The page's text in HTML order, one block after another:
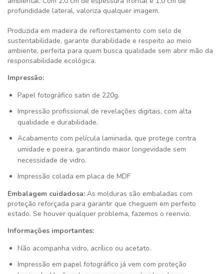
profundidade lateral, valoriza qualquer imagem.
Produzida em madeira de reflorestamento com selo de
sustentabilidade, garante durabilidade e respeito ao meio
ambiente, perfeita para quem busca qualidade sem abrir mão da
responsabilidade ecológica.
Impressão:
Papel fotográfico satin de 220g.
Impressão profissional de revelações digitais, com alta
qualidade e durabilidade.
Acabamento com película laminada, que protege contra
umidade e poeira, garantindo maior longevidade sem
necessidade de vidro.
Impressão colada em placa de MDF
Embalagem cuidadosa: As molduras são embaladas com
proteção reforçada para garantir que cheguem em perfeito
estado. Se houver qualquer problema, fazemos o reenvio.
Informações importantes:
Não acompanha vidro, acrílico ou acetato.
Impressão em papel fotográfico já vem com proteção